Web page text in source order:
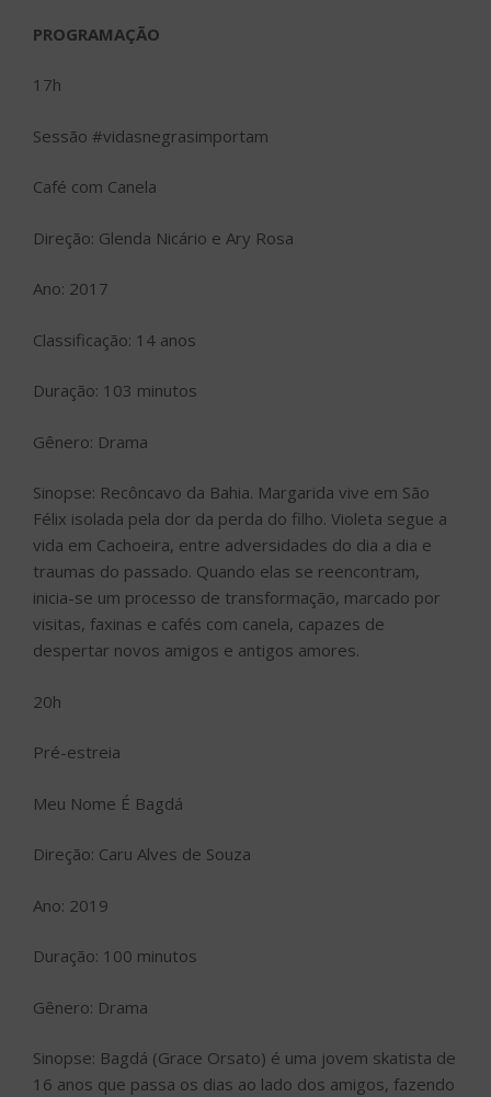
PROGRAMAÇÃO
17h
Sessão #vidasnegrasimportam
Café com Canela
Direção: Glenda Nicário e Ary Rosa
Ano: 2017
Classificação: 14 anos
Duração: 103 minutos
Gênero: Drama
Sinopse: Recôncavo da Bahia. Margarida vive em São
Félix isolada pela dor da perda do filho. Violeta segue a
vida em Cachoeira, entre adversidades do dia a dia e
traumas do passado. Quando elas se reencontram,
inicia-se um processo de transformação, marcado por
visitas, faxinas e cafés com canela, capazes de
despertar novos amigos e antigos amores.
20h
Pré-estreia
Meu Nome É Bagdá
Direção: Caru Alves de Souza
Ano: 2019
Duração: 100 minutos
Gênero: Drama
Sinopse: Bagdá (Grace Orsato) é uma jovem skatista de
16 anos que passa os dias ao lado dos amigos, fazendo